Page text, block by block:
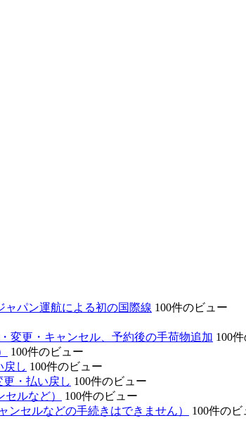
ャパン運航による初の国際線 100件のビュー
変更・キャンセル、予約後の手荷物追加 100
100件のビュー
戻し 100件のビュー
更・払い戻し 100件のビュー
ルなど）
100件のビュー
ンセルなどの手続きはできません）
100件のビ